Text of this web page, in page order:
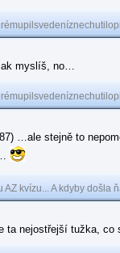
myslíš, no…
…ale stejně to
AZ kvízu... A kdyby došla
ta nejostřejší tužka,